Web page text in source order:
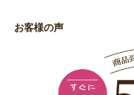
お客様の声